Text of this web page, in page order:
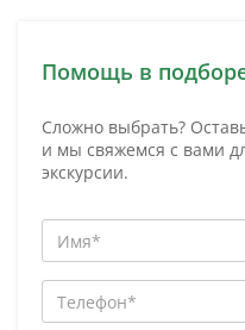
Помощь в
Сложно выбрать?
и мы свяжемся с вами
экскурсии.